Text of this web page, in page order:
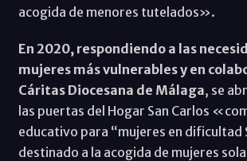
acogida de menores tutelados».
En 2020, respondiendo a las
mujeres más vulnerables y en
Cáritas Diocesana de Málaga, se
las puertas del Hogar San Carlos
educativo para “mujeres en dificultad
destinado a la acogida de mujeres